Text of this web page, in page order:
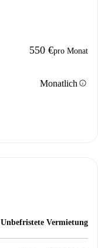
550 €pro Monat
Monatlich info
Unbefristete Vermietung